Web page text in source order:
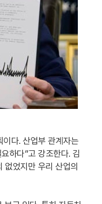
이다. 산업부 관계자는
하다”고 강조한다. 김
었지만 우리 산업의